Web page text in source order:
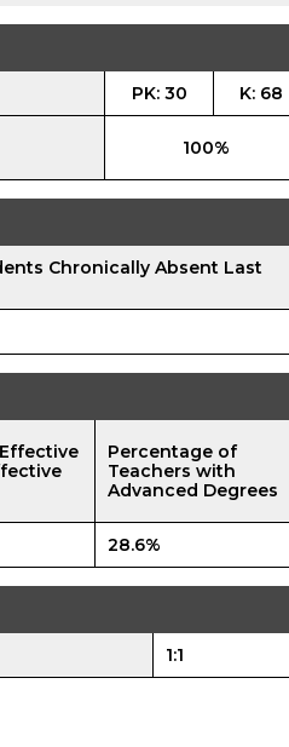
PK: 30 K: 68
100%
Chronically Absent Last
Percentage of
Teachers with
Advanced Degrees
28.6%
1:1